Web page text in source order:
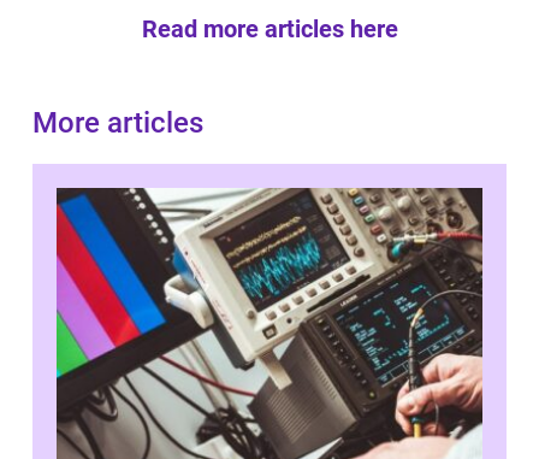
Read more articles here
More articles